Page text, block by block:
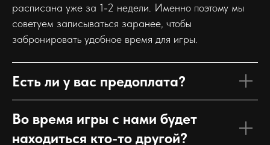
расписана уже за 1-2 недели. Именно поэтому мы
советуем записываться заранее, чтобы
забронировать удобное время для игры.
Есть ли у вас предоплата?
Во время игры с нами будет
находиться кто-то другой?